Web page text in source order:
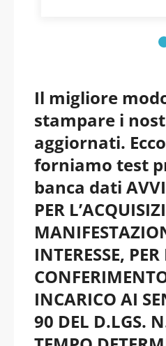
FUNZIONI
Abruzzo -
Fagnano
versione
aggiornati
Il migliore
stampare i
aggiornati.
forniamo test
banca dati
PER
INTERESSE, PER
INCARICO AI
90 DEL D.LGS.